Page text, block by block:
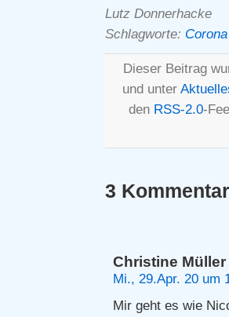
Lutz Donnerhacke
Schlagworte: Corona
Dieser Beitrag
und unter
den RSS-2.0-
3
Christine Müller
Mi., 29.Apr. 20 um
Mir geht es wie